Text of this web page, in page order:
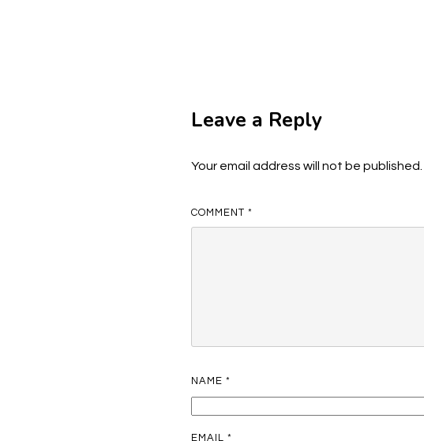
Leave a Reply
Your email address will not be published.
COMMENT*
NAME*
EMAIL*